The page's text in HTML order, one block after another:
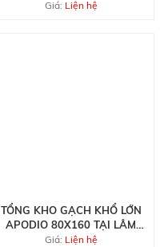
CẤP
Giá: Liện hệ
TỔNG KHO GẠCH KHỔ LỚN
APODIO 80X160 TẠI LÂM
ĐỒNG
Giá: Liện hệ